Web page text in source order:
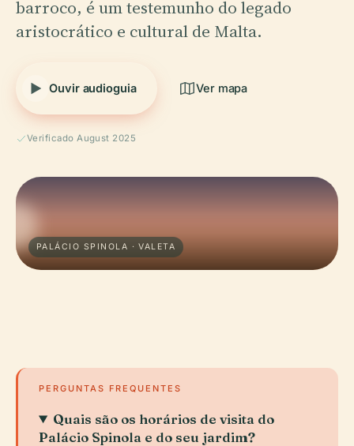
barroco, é um testemunho do legado
aristocrático e cultural de Malta.
Ouvir audioguia Ver mapa
Verificado August 2025
PALÁCIO SPINOLA · VALETA
PERGUNTAS FREQUENTES
Quais são os horários de visita do
Palácio Spinola e do seu jardim?